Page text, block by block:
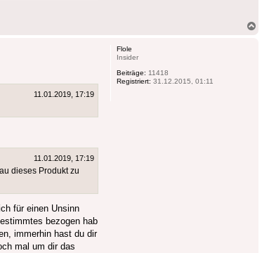
Flole
Insider
Beiträge: 11418
Registriert: 31.12.2015, 01:11
11.01.2019, 17:19
11.01.2019, 17:19
dieses Produkt zu
für einen Unsinn
bezogen hab
immerhin hast du dir
mal um dir das